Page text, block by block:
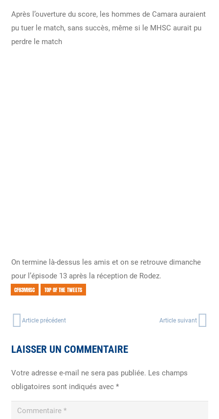
Après l’ouverture du score, les hommes de Camara auraient
pu tuer le match, sans succès, même si le MHSC aurait pu
perdre le match
On termine là-dessus les amis et on se retrouve dimanche
pour l’épisode 13 après la réception de Rodez.
CF63MHSC TOP OF THE TWEETS
Article précédent Article suivant
LAISSER UN COMMENTAIRE
Votre adresse e-mail ne sera pas publiée. Les champs
obligatoires sont indiqués avec *